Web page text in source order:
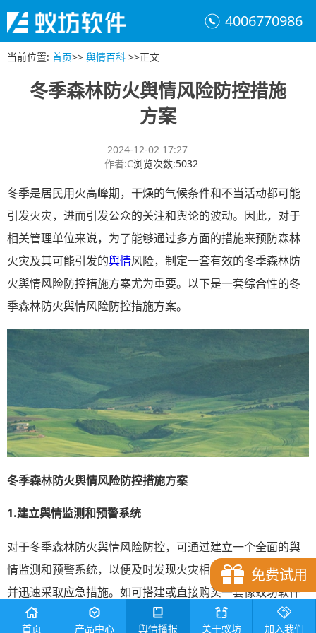
4006770986
当前位置: 首页>> 舆情百科 >>正文
冬季森林防火舆情风险防控措施
方案
2024-12-02 17:27
作者:C浏览次数:5032
冬季是居民用火高峰期，干燥的气候条件和不当活动都可能
引发火灾，进而引发公众的关注和舆论的波动。因此，对于
相关管理单位来说，为了能够通过多方面的措施来预防森林
火灾及其可能引发的舆情风险，制定一套有效的冬季森林防
火舆情风险防控措施方案尤为重要。以下是一套综合性的冬
季森林防火舆情风险防控措施方案。
冬季森林防火舆情风险防控措施方案
1.建立舆情监测和预警系统
对于冬季森林防火舆情风险防控，可通过建立一个全面的舆
情监测和预警系统，以便及时发现火灾相关舆情舆论信息，
并迅速采取应急措施。如可搭建或直接购买一套像蚁坊软件
这类支持全网舆情舆论信息实时监测，自动判别负面，及时
免费试用
首页 产品中心 舆情播报 关于蚁坊 加入我们